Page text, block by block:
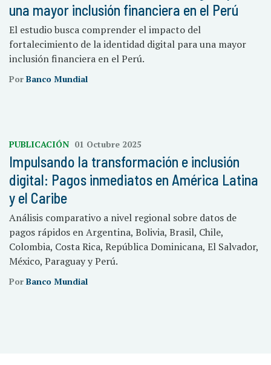
una mayor inclusión financiera en el Perú
El estudio busca comprender el impacto del
fortalecimiento de la identidad digital para una mayor
inclusión financiera en el Perú.
Por Banco Mundial
PUBLICACIÓN 01 Octubre 2025
Impulsando la transformación e inclusión
digital: Pagos inmediatos en América Latina
y el Caribe
Análisis comparativo a nivel regional sobre datos de
pagos rápidos en Argentina, Bolivia, Brasil, Chile,
Colombia, Costa Rica, República Dominicana, El Salvador,
México, Paraguay y Perú.
Por Banco Mundial